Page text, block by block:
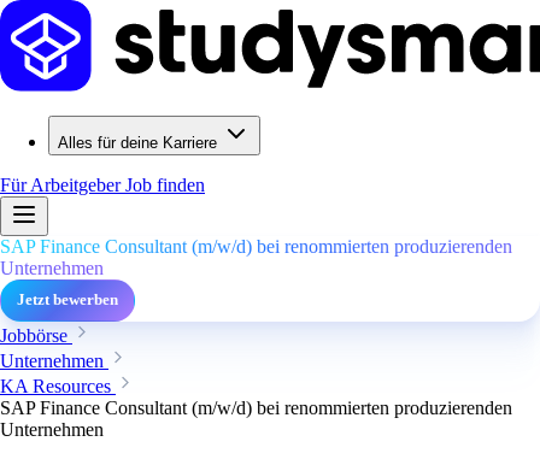
Alles für deine Karriere
Für ArbeitgeberJob finden
SAP Finance Consultant (m/w/d) bei renommierten produzierenden
Unternehmen
Jetzt bewerben
Jobbörse
Unternehmen
KA Resources
SAP Finance Consultant (m/w/d) bei renommierten produzierenden
Unternehmen